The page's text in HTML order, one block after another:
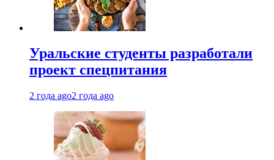
Уральские студенты разработали
проект спецпитания
2 года ago2 года ago